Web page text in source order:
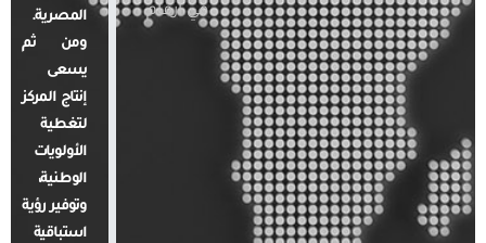
في أرقام
المصرية.
ومن ثم
يسعى
إنتاج المركز
لتغطية
الأولويات
الوطنية،
وتوفير رؤية
استباقية